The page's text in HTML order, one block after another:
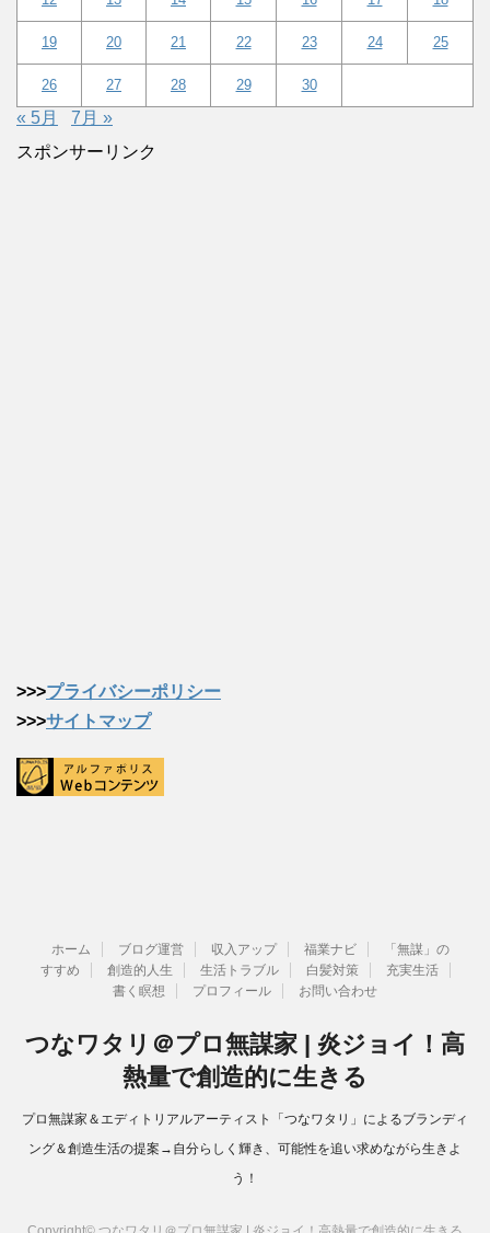
19 20 21 22 23 24 25
26 27 28 29 30
« 5月
7月 »
スポンサーリンク
>>>プライバシーポリシー
>>>サイトマップ
ホーム ブログ運営 収入アップ 福業ナビ
「無謀」の
すすめ
創造的人生 生活トラブル 白髪対策
充実生活
書く瞑想
プロフィール お問い合わせ
つなワタリ＠プロ無謀家 | 炎ジョイ！高
熱量で創造的に生きる
プロ無謀家＆エディトリアルアーティスト「つなワタリ」によるブランディ
ング＆創造生活の提案→自分らしく輝き、可能性を追い求めながら生きよ
う！